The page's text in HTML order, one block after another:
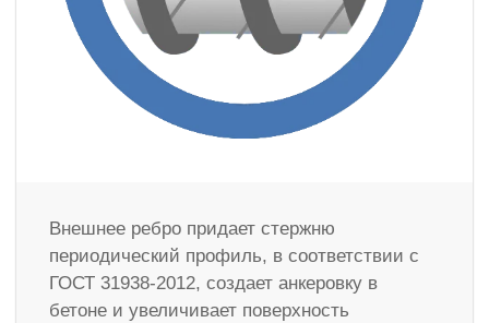
Внешнее ребро придает стержню
периодический профиль, в соответствии с
ГОСТ 31938-2012, создает анкеровку в
бетоне и увеличивает поверхность